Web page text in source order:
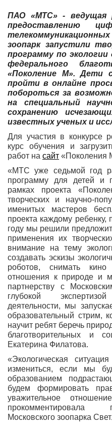
ПАО «МТС» - ведущая
предоставлению
зоопарк запустили
программу по экологии
федерального
«Поколение М». Дети
пройти в онлайне
побороться за
на специальный
сохранению
известных ученых и
Для участия в конкурсе
курс обучения и
работ на сайт «Поколения
«МТС уже седьмой год
программу для детей и
рамках проекта
творческих и научно-
именитых мастеров
проекта каждому ребенку,
году мы решили
применения их
внимание на тему
создавать эскизы
роботов, снимать кино
отношения к природе и
партнерству с
глубокой
деятельности, мы
образовательный стрим,
научит ребят беречь
благотворительных и
Екатерина Филатова.
«Экологическая
измениться, если мы
образованием
будем формировать
уважительное
прокомментировала
Московского зоопарка